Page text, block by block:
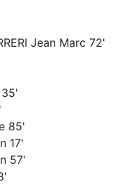
Jean Marc 72'
85'
17'
57'